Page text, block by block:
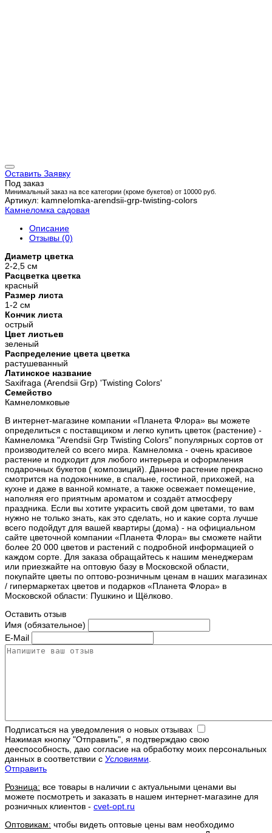
Оставить Заявку
Под заказ
Минимальный заказ на все категории (кроме букетов) от 10000 руб.
Артикул: kamnelomka-arendsii-grp-twisting-colors
Камнеломка садовая
Описание
Отзывы (0)
Диаметр цветка
2-2,5 см
Расцветка цветка
красный
Размер листа
1-2 см
Кончик листа
острый
Цвет листьев
зеленый
Распределение цвета цветка
растушеванный
Латинское название
Saxifraga (Arendsii Grp) 'Twisting Colors'
Семейство
Камнеломковые
В интернет-магазине компании «Планета Флора» вы можете
определиться с поставщиком и легко купить цветок (растение) -
Камнеломка "Arendsii Grp Twisting Colors" популярных сортов от
производителей со всего мира. Камнеломка - очень красивое
растение и подходит для любого интерьера и оформления
подарочных букетов ( композиций). Данное растение прекрасно
смотрится на подоконнике, в спальне, гостиной, прихожей, на
кухне и даже в ванной комнате, а также освежает помещение,
наполняя его приятным ароматом и создаёт атмосферу
праздника. Если вы хотите украсить свой дом цветами, то вам
нужно не только знать, как это сделать, но и какие сорта лучше
всего подойдут для вашей квартиры (дома) - на официальном
сайте цветочной компании «Планета Флора» вы сможете найти
более 20 000 цветов и растений с подробной информацией о
каждом сорте. Для заказа обращайтесь к нашим менеджерам
или приезжайте на оптовую базу в Московской области,
покупайте цветы по оптово-розничным ценам в наших магазинах
/ гипермаркетах цветов и подарков «Планета Флора» в
Московской области: Пушкино и Щёлково.
Оставить отзыв
Имя (обязательное)
E-Mail
Подписаться на уведомления о новых отзывах
Нажимая кнопку "Отправить", я подтверждаю свою
дееспособность, даю согласие на обработку моих персональных
данных в соответствии с Условиями.
Отправить
Розница: все товары в наличии с актуальными ценами вы
можете посмотреть и заказать в нашем интернет-магазине для
розничных клиентов - cvet-opt.ru
Оптовикам: чтобы видеть оптовые цены вам необходимо